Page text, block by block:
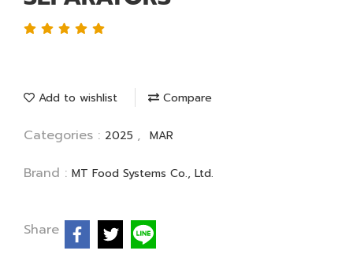
Add to wishlist Compare
Categories : 2025 , MAR
Brand : MT Food Systems Co., Ltd.
Share